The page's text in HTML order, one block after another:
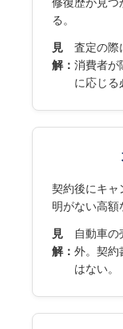
る。
見
解：
査定の際
消費者が
に応じる
契約後にキャ
明がない高額
見
解：
自動車
外。契約
はない。